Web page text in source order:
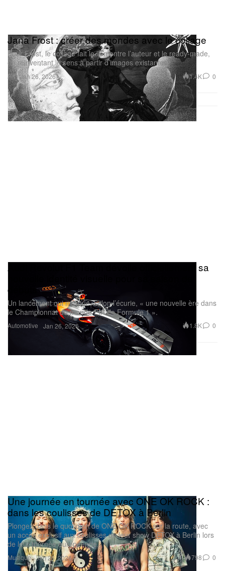
Art
Jana Frost : créer des mondes avec le collage
Pour Frost, le collage fait le lien entre l’auteur et le ready-made,
en réinventant le sens à partir d’images existantes.
Jan 26, 2026 1.4K 0
Automotive
Audi Revolut F1 Team dévoile officiellement sa
débuts
Un lancement qui marque, selon l’écurie, « une nouvelle ère dans
le Championnat du monde FIA de Formule 1 ».
Jan 26, 2026 1.8K 0
Musique
Une journée en tournée avec ONE OK ROCK :
dans les coulisses de DETOX à Berlin
Plongez dans le quotidien de ONE OK ROCK sur la route, avec
un accès exclusif aux coulisses de leur show DETOX à Berlin lors
de leur tournée européenne.
Jan 26, 2026 798 0